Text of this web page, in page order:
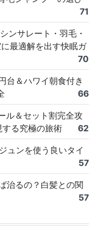
71
ンサレート・羽毛・
最適解を出す快眠ガ
70
台＆ハワイ朝食付き
66
ル＆セット割完全攻
る究極の旅術
62
ュンを使う良いタイ
57
治るの？白髪との関
57